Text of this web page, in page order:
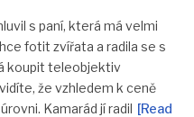
s paní, která má velmi
fotit zvířata a radila se s
koupit teleobjektiv
že vzhledem k ceně
Kamarád jí radil [Read